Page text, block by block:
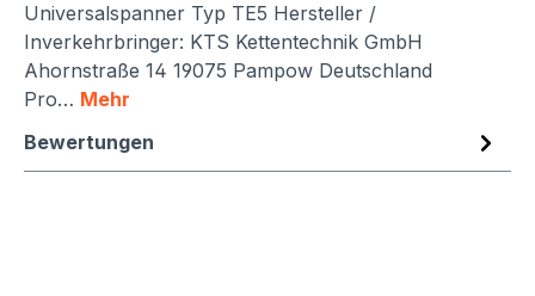
Universalspanner Typ TE5 Hersteller /
Inverkehrbringer: KTS Kettentechnik GmbH
Ahornstraße 14 19075 Pampow Deutschland
Pro… Mehr
Bewertungen